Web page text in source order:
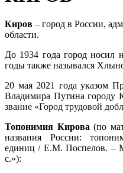
Киров – город в России,
области.
До 1934 года город носил
годы также назывался
20 мая 2021 года указом
Владимира Путина городу
звание «Город трудовой
Топонимия Кирова (по
названия России:
единиц / Е.М. Поспелов. –
с.»):